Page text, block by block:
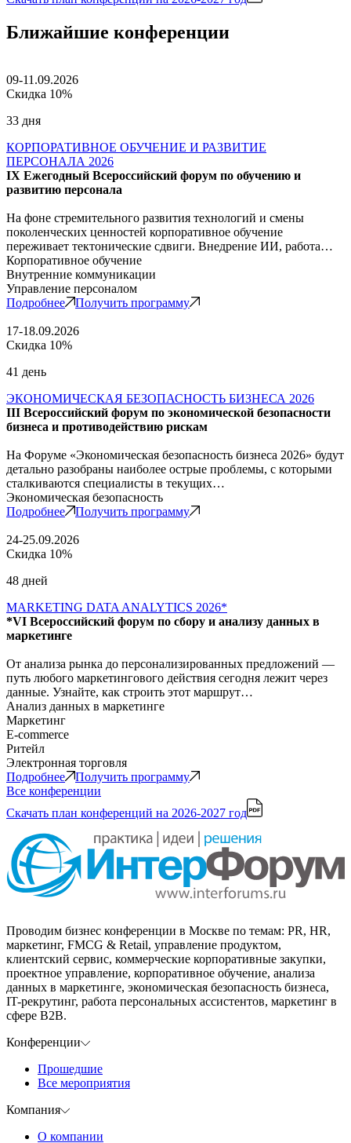
Ближайшие конференции
09-11.09.2026
Скидка 10%
33 дня
КОРПОРАТИВНОЕ ОБУЧЕНИЕ И РАЗВИТИЕ
ПЕРСОНАЛА 2026
IX Ежегодный Всероссийский форум по обучению и
развитию персонала
На фоне стремительного развития технологий и смены
поколенческих ценностей корпоративное обучение
переживает тектонические сдвиги. Внедрение ИИ, работа…
Корпоративное обучение
Внутренние коммуникации
Управление персоналом
Подробнее
Получить программу
17-18.09.2026
Скидка 10%
41 день
ЭКОНОМИЧЕСКАЯ БЕЗОПАСНОСТЬ БИЗНЕСА 2026
III Всероссийский форум по экономической безопасности
бизнеса и противодействию рискам
На Форуме «Экономическая безопасность бизнеса 2026» будут
детально разобраны наиболее острые проблемы, с которыми
сталкиваются специалисты в текущих…
Экономическая безопасность
Подробнее
Получить программу
24-25.09.2026
Скидка 10%
48 дней
MARKETING DATA ANALYTICS 2026*
*VI Всероссийский форум по сбору и анализу данных в
маркетинге
От анализа рынка до персонализированных предложений —
путь любого маркетингового действия сегодня лежит через
данные. Узнайте, как строить этот маршрут…
Анализ данных в маркетинге
Маркетинг
E-commerce
Ритейл
Электронная торговля
Подробнее
Получить программу
Все конференции
Скачать план конференций на 2026-2027 год
Проводим бизнес конференции в Москве по темам: PR, HR,
маркетинг, FMCG & Retail, управление продуктом,
клиентский сервис, коммерческие корпоративные закупки,
проектное управление, корпоративное обучение, анализа
данных в маркетинге, экономическая безопасность бизнеса,
IT-рекрутинг, работа персональных ассистентов, маркетинг в
сфере B2B.
Конференции
Прошедшие
Все мероприятия
Компания
О компании